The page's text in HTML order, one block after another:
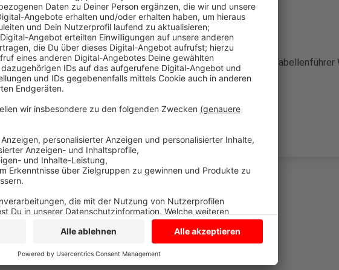
Anzeige
Der VfL Senden unterliegt in der Fussball Landesliga gegen den Tabellenführer
0:7 und bleibt sieglos in dieser Saison.